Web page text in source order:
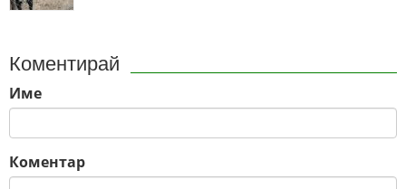
Коментирай
Име
Коментар